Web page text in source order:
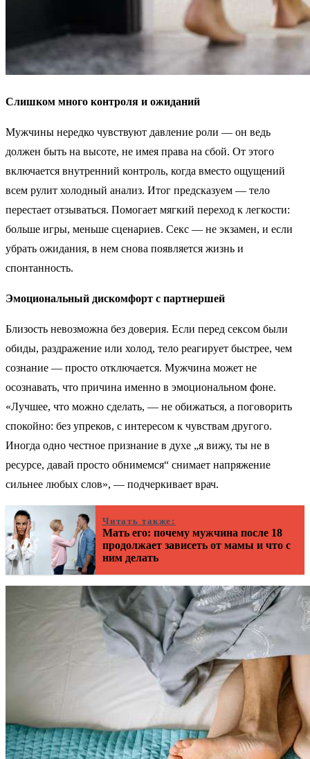
Слишком много контроля и ожиданий
Мужчины нередко чувствуют давление роли — он ведь
должен быть на высоте, не имея права на сбой. От этого
включается внутренний контроль, когда вместо ощущений
всем рулит холодный анализ. Итог предсказуем — тело
перестает отзываться. Помогает мягкий переход к легкости:
больше игры, меньше сценариев. Секс — не экзамен, и если
убрать ожидания, в нем снова появляется жизнь и
спонтанность.
Эмоциональный дискомфорт с партнершей
Близость невозможна без доверия. Если перед сексом были
обиды, раздражение или холод, тело реагирует быстрее, чем
сознание — просто отключается. Мужчина может не
осознавать, что причина именно в эмоциональном фоне.
«Лучшее, что можно сделать, — не обижаться, а поговорить
спокойно: без упреков, с интересом к чувствам другого.
Иногда одно честное признание в духе „я вижу, ты не в
ресурсе, давай просто обнимемся“ снимает напряжение
сильнее любых слов», — подчеркивает врач.
Читать также:
Мать его: почему мужчина после 18
продолжает зависеть от мамы и что с
ним делать